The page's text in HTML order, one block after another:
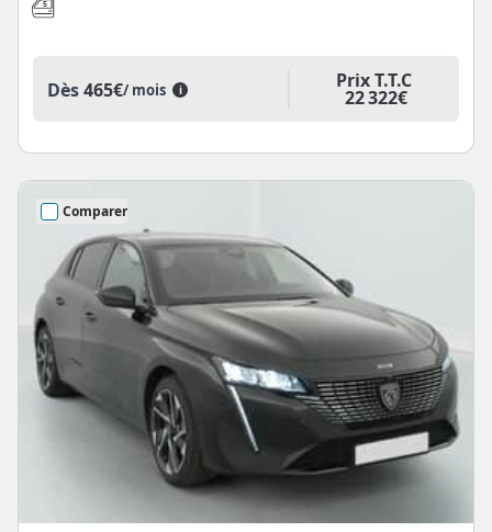
Dès465€/ mois i Prix T.T.C
22 322€
Comparer